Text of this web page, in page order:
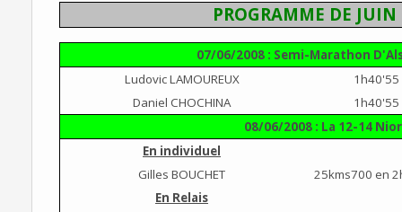
PROGRAMME DE
07/06/2008 : Semi-Marathon
Ludovic LAMOUREUX
1h40'55
Daniel CHOCHINA
1h40'55
08/06/2008 : La 12-14
En individuel
Gilles BOUCHET
25kms700 en
En Relais